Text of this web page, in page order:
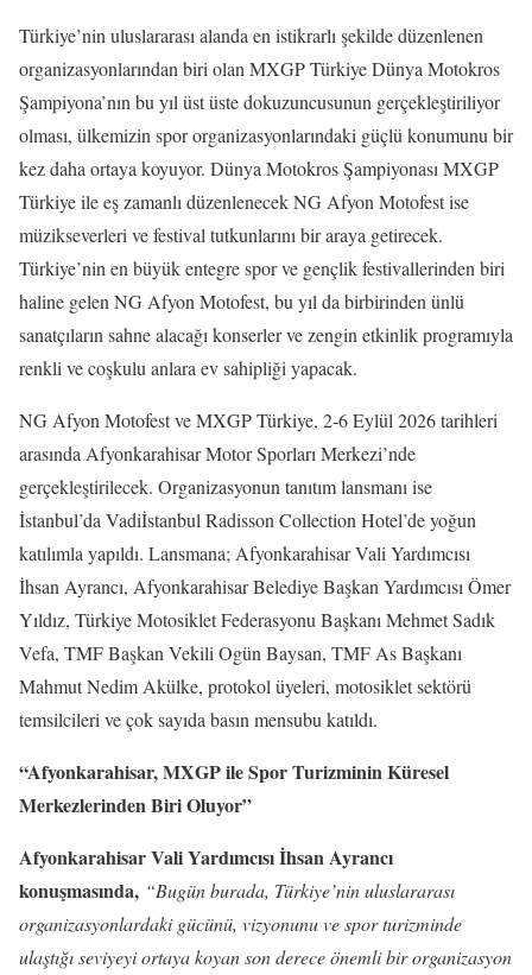
Türkiye’nin uluslararası alanda en istikrarlı şekilde düzenlenen
organizasyonlarından biri olan MXGP Türkiye Dünya Motokros
Şampiyona’nın bu yıl üst üste dokuzuncusunun gerçekleştiriliyor
olması, ülkemizin spor organizasyonlarındaki güçlü konumunu bir
kez daha ortaya koyuyor. Dünya Motokros Şampiyonası MXGP
Türkiye ile eş zamanlı düzenlenecek NG Afyon Motofest ise
müzikseverleri ve festival tutkunlarını bir araya getirecek.
Türkiye’nin en büyük entegre spor ve gençlik festivallerinden biri
haline gelen NG Afyon Motofest, bu yıl da birbirinden ünlü
sanatçıların sahne alacağı konserler ve zengin etkinlik programıyla
renkli ve coşkulu anlara ev sahipliği yapacak.
NG Afyon Motofest ve MXGP Türkiye, 2-6 Eylül 2026 tarihleri
arasında Afyonkarahisar Motor Sporları Merkezi’nde
gerçekleştirilecek. Organizasyonun tanıtım lansmanı ise
İstanbul’da Vadiİstanbul Radisson Collection Hotel’de yoğun
katılımla yapıldı. Lansmana; Afyonkarahisar Vali Yardımcısı
İhsan Ayrancı, Afyonkarahisar Belediye Başkan Yardımcısı Ömer
Yıldız, Türkiye Motosiklet Federasyonu Başkanı Mehmet Sadık
Vefa, TMF Başkan Vekili Ogün Baysan, TMF As Başkanı
Mahmut Nedim Akülke, protokol üyeleri, motosiklet sektörü
temsilcileri ve çok sayıda basın mensubu katıldı.
“Afyonkarahisar, MXGP ile Spor Turizminin Küresel
Merkezlerinden Biri Oluyor”
Afyonkarahisar Vali Yardımcısı İhsan Ayrancı
konuşmasında, “Bugün burada, Türkiye’nin uluslararası
organizasyonlardaki gücünü, vizyonunu ve spor turizminde
ulaştığı seviyeyi ortaya koyan son derece önemli bir organizasyon